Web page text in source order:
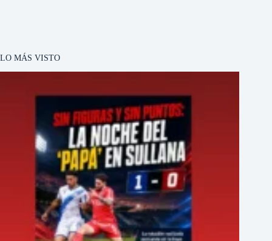
LO MÁS VISTO